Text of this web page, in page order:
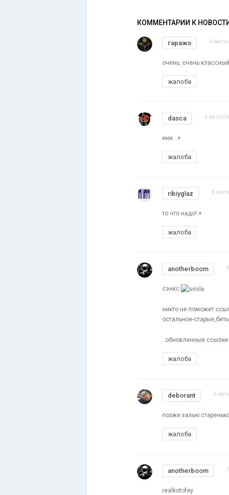
КОММЕНТАРИИ К НОВОСТИ
гаражо 6
очень, очень
жалоба
dasca 6
иии...+
жалоба
ribiyglaz 6
то что надо! +
жалоба
anotherboom
сэнкс
никто не поможет
остальное-
..обновленные
жалоба
deborant 6
позже залью
жалоба
anotherboom
realkotofey